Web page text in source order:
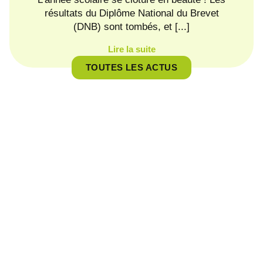
résultats du Diplôme National du Brevet
(DNB) sont tombés, et [...]
Lire la suite
TOUTES LES ACTUS